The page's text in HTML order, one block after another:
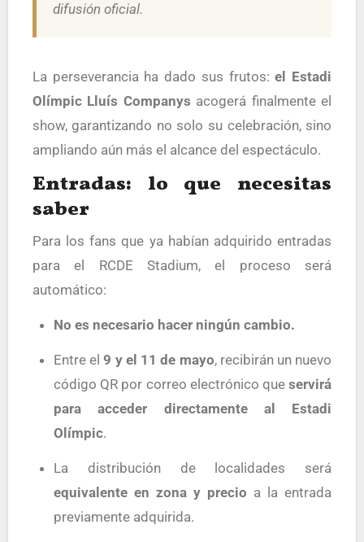
difusión oficial.
La perseverancia ha dado sus frutos:el Estadi
Olímpic Lluís Companys acogerá finalmente el
show, garantizando no solo su celebración, sino
ampliando aún más el alcance del espectáculo.
Entradas: lo que necesitas
saber
Para los fans que ya habían adquirido entradas
para el RCDE Stadium, el proceso será
automático:
No es necesario hacer ningún cambio.
Entre el9 y el 11 de mayo, recibirán un nuevo
código QR por correo electrónico queservirá
para acceder directamente al Estadi
Olímpic.
La distribución de localidades será
equivalente en zona y precio a la entrada
previamente adquirida.